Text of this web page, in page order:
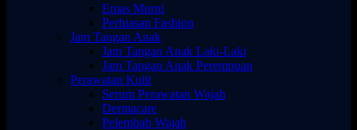
Emas Murni
Perhiasan Fashion
Jam Tangan Anak
Jam Tangan Anak Laki-Laki
Jam Tangan Anak Perempuan
Perawatan Kulit
Serum Perawatan Wajah
Dermacare
Pelembab Wajah